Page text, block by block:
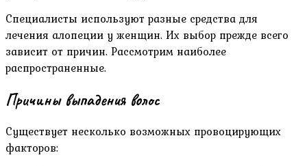
Специалисты используют разные средства для
лечения алопеции у женщин. Их выбор прежде всего
зависит от причин. Рассмотрим наиболее
распространенные.
Причины выпадения волос
Существует несколько возможных провоцирующих
факторов: